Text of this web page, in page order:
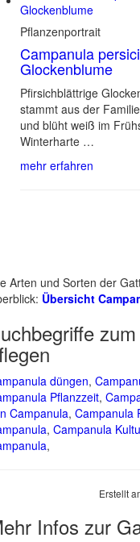
Pflanzenportrait
Campanula
Glockenblume
Pfirsichblättrige
stammt aus der
und blüht weiß im
Winterharte …
mehr erfahren
Arten und Sorten der
Übersicht
düngen,
Pflanzzeit,
Campanula, Campanula
, Campanula
,
Erstellt
Infos zur